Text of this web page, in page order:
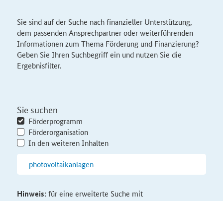
Sie sind auf der Suche nach finanzieller Unterstützung,
dem passenden Ansprechpartner oder weiterführenden
Informationen zum Thema Förderung und Finanzierung?
Geben Sie Ihren Suchbegriff ein und nutzen Sie die
Ergebnisfilter.
Sie suchen
Förderprogramm
Förderorganisation
In den weiteren Inhalten
Hinweis:für eine erweiterte Suche mit